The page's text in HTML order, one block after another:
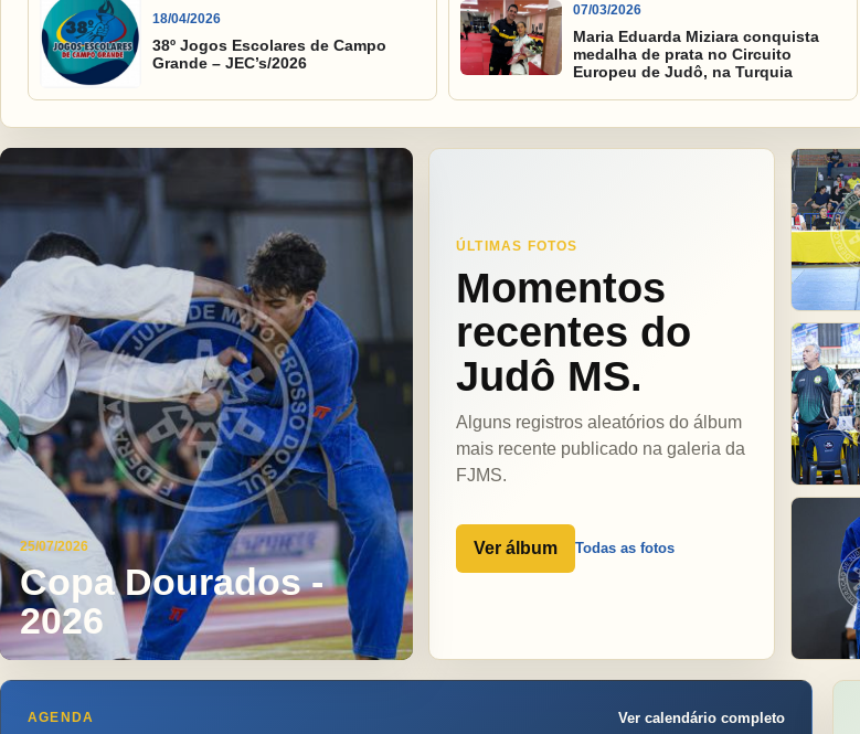
18/04/2026
38º Jogos Escolares de Campo
Grande – JEC’s/2026
07/03/2026
Maria Eduarda Miziara conquista
medalha de prata no Circuito
Europeu de Judô, na Turquia
25/07/2026
Copa Dourados -
2026
ÚLTIMAS FOTOS
Momentos
recentes do
Judô MS.
Alguns registros aleatórios do álbum
mais recente publicado na galeria da
FJMS.
Ver álbum Todas as fotos
AGENDA Ver calendário completo